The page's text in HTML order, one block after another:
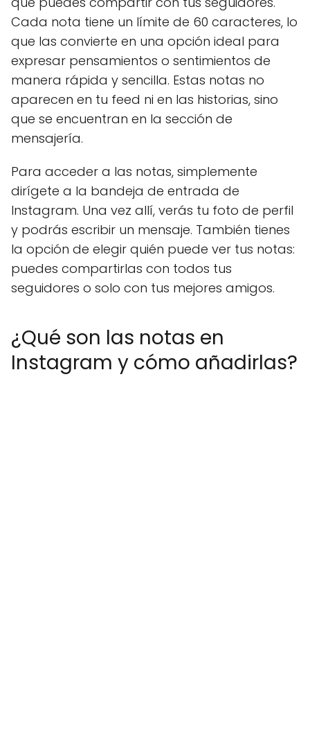
Cada nota tiene un límite de 60 caracteres, lo
que las convierte en una opción ideal para
expresar pensamientos o sentimientos de
manera rápida y sencilla. Estas notas no
aparecen en tu feed ni en las historias, sino
que se encuentran en la sección de
mensajería.
Para acceder a las notas, simplemente
dirígete a la bandeja de entrada de
Instagram. Una vez allí, verás tu foto de perfil
y podrás escribir un mensaje. También tienes
la opción de elegir quién puede ver tus notas:
puedes compartirlas con todos tus
seguidores o solo con tus mejores amigos.
¿Qué son las notas en
Instagram y cómo añadirlas?